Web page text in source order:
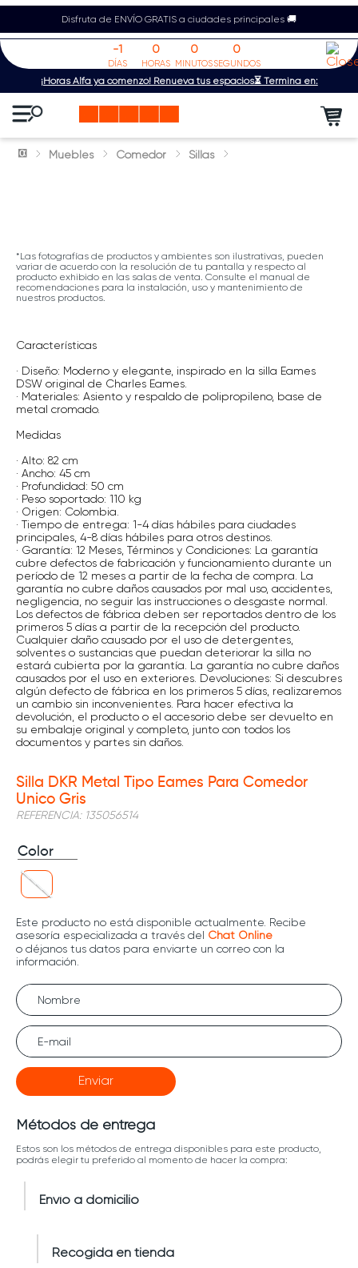
Disfruta de ENVÍO GRATIS a ciudades principales 🚚
¡Horas Alfa ya comenzó! Renueva tus espacios⏳ Termina en:
-1
DÍAS
0
HORAS
0
MINUTOS
0
SEGUNDOS
Muebles Comedor Sillas
*Las fotografías de productos y ambientes son ilustrativas, pueden
variar de acuerdo con la resolución de tu pantalla y respecto al
producto exhibido en las salas de venta. Consulte el manual de
recomendaciones para la instalación, uso y mantenimiento de
nuestros productos.
Características
· Diseño: Moderno y elegante, inspirado en la silla Eames
DSW original de Charles Eames.
· Materiales: Asiento y respaldo de polipropileno, base de
metal cromado.
Medidas
· Alto: 82 cm
· Ancho: 45 cm
· Profundidad: 50 cm
· Peso soportado: 110 kg
· Origen: Colombia.
· Tiempo de entrega: 1-4 días hábiles para ciudades
principales, 4-8 días hábiles para otros destinos.
· Garantía: 12 Meses, Términos y Condiciones: La garantía
cubre defectos de fabricación y funcionamiento durante un
período de 12 meses a partir de la fecha de compra. La
garantía no cubre daños causados por mal uso, accidentes,
negligencia, no seguir las instrucciones o desgaste normal.
Los defectos de fábrica deben ser reportados dentro de los
primeros 5 días a partir de la recepción del producto.
Cualquier daño causado por el uso de detergentes,
solventes o sustancias que puedan deteriorar la silla no
estará cubierta por la garantía. La garantía no cubre daños
causados por el uso en exteriores. Devoluciones: Si descubres
algún defecto de fábrica en los primeros 5 días, realizaremos
un cambio sin inconvenientes. Para hacer efectiva la
devolución, el producto o el accesorio debe ser devuelto en
su embalaje original y completo, junto con todos los
documentos y partes sin daños.
Silla DKR Metal Tipo Eames Para Comedor
Unico Gris
REFERENCIA: 135056514
Color
Enviar
Métodos de entrega
Estos son los métodos de entrega disponibles para este producto,
podrás elegir tu preferido al momento de hacer la compra:
Envío a domicilio
Recogida en tienda